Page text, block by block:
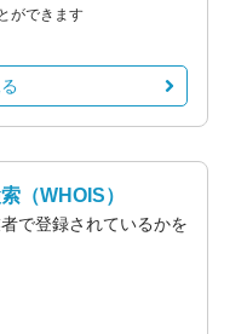
ができます
（WHOIS）
で登録されているかを